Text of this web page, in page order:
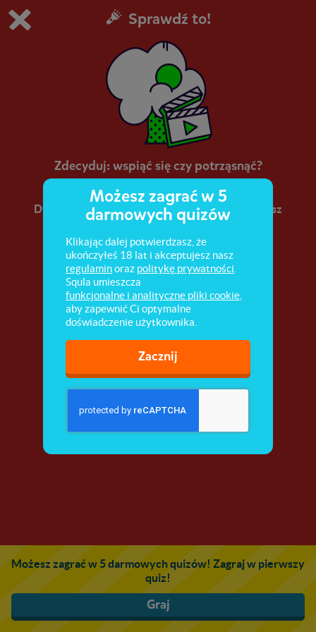
Grasz w wersję demonstracyjną Squli
Kup teraz!
0 1
Sprawdź to!
Zdecyduj: wspiąć się czy potrząsnąć?
Dyzio i Zyzio idą do parku pograć w piłkę. Możesz
zdecydować, jaki będzie finał ich przygody!
Obejrzyj wideo i zagłosuj na zakończenie!
Możesz zagrać w 5 darmowych quizów! Zagraj w pierwszy
quiz!
Graj
Możesz zagrać w 5
darmowych quizów
Klikając dalej potwierdzasz, że
ukończyłeś 18 lat i akceptujesz nasz
regulaminoraz politykę prywatności
Squla umieszcza
funkcjonalne i analityczne pliki cookie
aby zapewnić Ci optymalne
doświadczenie użytkownika.
Zacznij